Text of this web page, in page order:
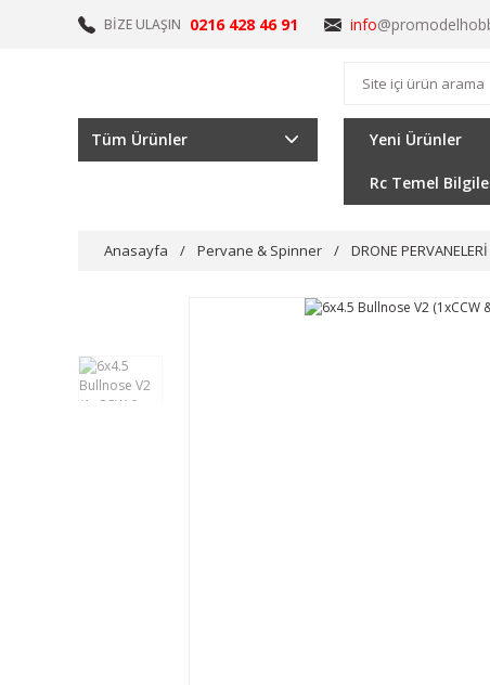
BİZE ULAŞIN 0216 428 46 91 info
Tüm Ürünler Yeni Ürünler
Rc Temel
Anasayfa Pervane & Spinner DRONE PERVANELERİ